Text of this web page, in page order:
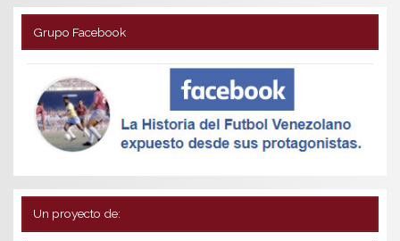
Grupo Facebook
Un proyecto de: